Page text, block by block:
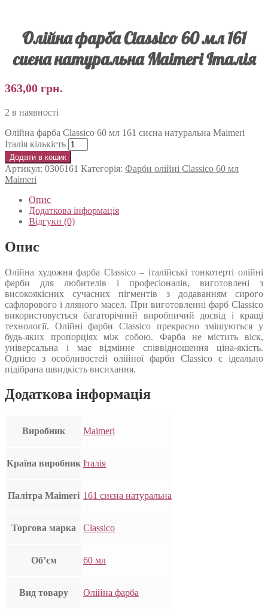
Олійна фарба Classico 60 мл 161
сиєна натуральна Maimeri Італія
363,00 грн.
2 в наявності
Олійна фарба Classico 60 мл 161 сиєна натуральна Maimeri
Італія кількість
Додати в кошик
Артикул: 0306161 Категорія: Фарби олійні Classico 60 мл
Maimeri
Опис
Додаткова інформація
Відгуки (0)
Опис
Олійна художня фарба Classico – італійські тонкотерті олійні
фарби для любителів і професіоналів, виготовлені з
високоякісних сучасних пігментів з додаванням сирого
сафлорового і лляного масел. При виготовленні фарб Classico
використовується багаторічний виробничий досвід і кращі
технології. Олійні фарби Classico прекрасно змішуються у
будь-яких пропорціях між собою. Фарба не містить віск,
універсальна і має відмінне співвідношення ціна-якість.
Однією з особливостей олійної фарби Classico є ідеально
підібрана швидкість висихання.
Додаткова інформація
Виробник Maimeri
Країна виробник Італія
Палітра Maimeri 161 сиєна натуральна
Торгова марка Classico
Об’єм 60 мл
Вид товару Олійна фарба